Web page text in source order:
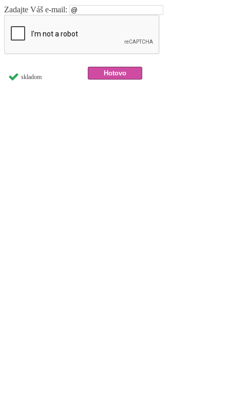
skladom
Zadajte Váš e-mail: